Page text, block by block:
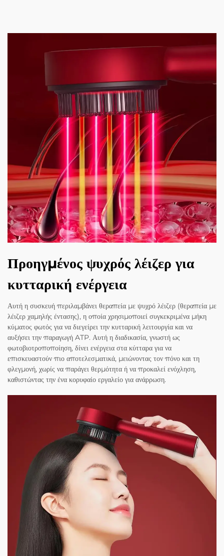
Προηγμένος ψυχρός λέιζερ για
κυτταρική ενέργεια
Αυτή η συσκευή περιλαμβάνει θεραπεία με ψυχρό λέιζερ (θεραπεία με
λέιζερ χαμηλής έντασης), η οποία χρησιμοποιεί συγκεκριμένα μήκη
κύματος φωτός για να διεγείρει την κυτταρική λειτουργία και να
αυξήσει την παραγωγή ATP. Αυτή η διαδικασία, γνωστή ως
φωτοβιοτροποποίηση, δίνει ενέργεια στα κύτταρα για να
επισκευαστούν πιο αποτελεσματικά, μειώνοντας τον πόνο και τη
φλεγμονή, χωρίς να παράγει θερμότητα ή να προκαλεί ενόχληση,
καθιστώντας την ένα κορυφαίο εργαλείο για ανάρρωση.